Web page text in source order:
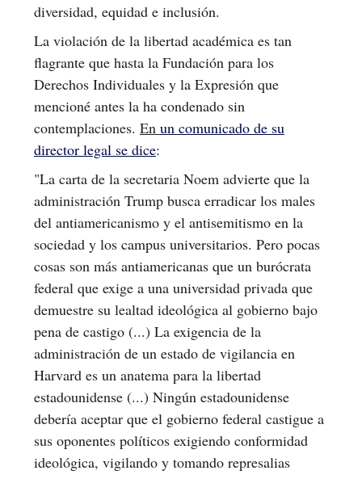
diversidad, equidad e inclusión.
La violación de la libertad académica es tan
flagrante que hasta la Fundación para los
Derechos Individuales y la Expresión que
mencioné antes la ha condenado sin
contemplaciones. En un comunicado de su
director legal se dice:
"La carta de la secretaria Noem advierte que la
administración Trump busca erradicar los males
del antiamericanismo y el antisemitismo en la
sociedad y los campus universitarios. Pero pocas
cosas son más antiamericanas que un burócrata
federal que exige a una universidad privada que
demuestre su lealtad ideológica al gobierno bajo
pena de castigo (...) La exigencia de la
administración de un estado de vigilancia en
Harvard es un anatema para la libertad
estadounidense (...) Ningún estadounidense
debería aceptar que el gobierno federal castigue a
sus oponentes políticos exigiendo conformidad
ideológica, vigilando y tomando represalias